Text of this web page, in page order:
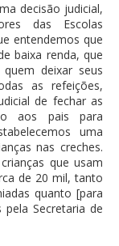
decisão judicial,
das Escolas
entendemos que
baixa renda, que
deixar seus
as refeições,
de fechar as
aos pais para
uma
nas creches.
que usam
de 20 mil, tanto
quanto [para
Secretaria de